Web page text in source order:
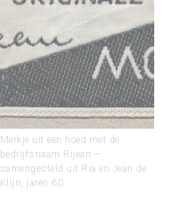
Merkje uit een hoed met de
bedrijfsnaam Rijean –
samengesteld uit Ria en Jean de
Klijn, jaren 60.